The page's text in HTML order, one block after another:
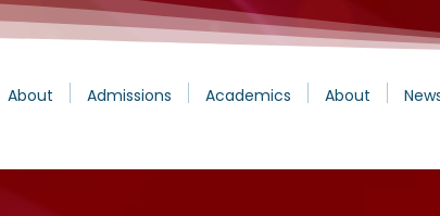
About Admissions Academics About